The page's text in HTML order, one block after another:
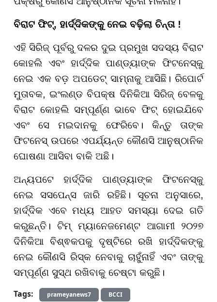
ବିରାଟ ଫିଟ୍, ହାର୍ଦ୍ଦିକଙ୍କୁ ନେଇ ବଢ଼ିଲା ଚିନ୍ତା !
ଏହି ସିରିଜ୍ ପୂର୍ବରୁ ଦଳର ଦୁଇ ପ୍ରମୁଖ ସଦସ୍ୟ ବିରାଟ
କୋହଲି ଏବଂ ହାର୍ଦ୍ଦିକ ପାଣ୍ଡ୍ୟାଙ୍କ ଫିଟନେସ୍କୁ
ନେଇ ଏକ ବଡ଼ ଅପଡେଟ୍ ସାମ୍ନାକୁ ଆସିଛି। ରିପୋର୍ଟ
ମୁତାବକ, ଇଂଲଣ୍ଡ ବିପକ୍ଷ ଦିନିକିଆ ସିରିଜ୍ ବେଳକୁ
ବିରାଟ କୋହଲି ସମ୍ପୂର୍ଣ୍ଣ ଭାବେ ଫିଟ୍ ହୋଇଯିବେ
ଏବଂ ସେ ମଇଦାନକୁ ଫେରିବେ। କିନ୍ତୁ ତାଙ୍କ
ଫିଟନେସ୍ ଉପରେ ଏପର୍ଯ୍ୟନ୍ତ କୌଣସି ଆନୁଷ୍ଠାନିକ
ଘୋଷଣା ଆସିବା ବାକି ଅଛି।
ଅନ୍ୟପଟେ ହାର୍ଦ୍ଦିକ ପାଣ୍ଡ୍ୟାଙ୍କ ଫିଟନେସ୍କୁ
ନେଇ ସସପେନ୍ସ ଜାରି ରହିଛି। ସୂଚନା ଅନୁସାରେ,
ହାର୍ଦ୍ଦିକ ଏବେ ମଧ୍ୟ ଆହତ ସମସ୍ୟା ଦେଇ ଗତି
କରୁଛନ୍ତି। ଟିମ୍ ମ୍ୟାନେଜମେଣ୍ଟ ଆଗାମୀ ୨୦୨୭
ଦିନିକିଆ ବିଶ୍ଵକପକୁ ଦୃଷ୍ଟିରେ ରଖି ହାର୍ଦ୍ଦିକଙ୍କୁ
ନେଇ କୌଣସି ରିସ୍କ ନେବାକୁ ଚାହୁଁନାହିଁ ଏବଂ ତାଙ୍କୁ
ସମ୍ପୂର୍ଣ୍ଣ ସୁସ୍ଥ ରଖିବାକୁ ଚେଷ୍ଟା କରୁଛି।
Tags:
prameyanews7 BCCI